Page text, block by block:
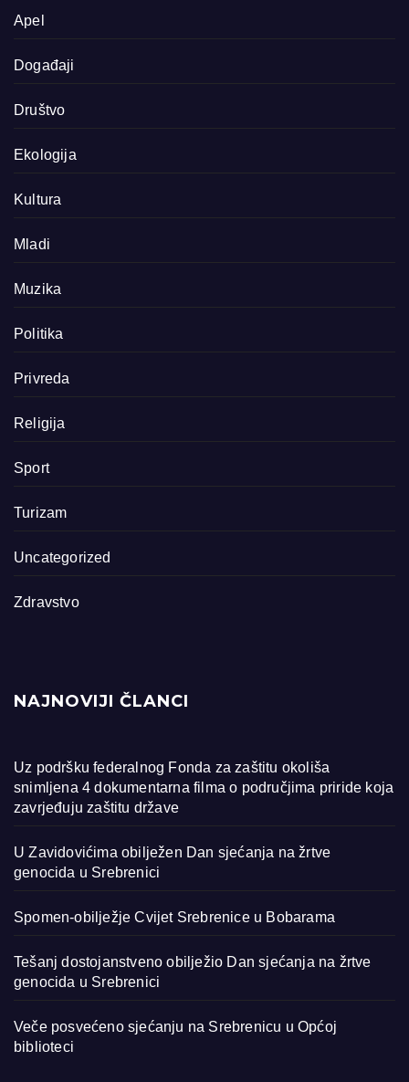
Apel
Događaji
Društvo
Ekologija
Kultura
Mladi
Muzika
Politika
Privreda
Religija
Sport
Turizam
Uncategorized
Zdravstvo
NAJNOVIJI ČLANCI
Uz podršku federalnog Fonda za zaštitu okoliša
snimljena 4 dokumentarna filma o područjima priride koja
zavrjeđuju zaštitu države
U Zavidovićima obilježen Dan sjećanja na žrtve
genocida u Srebrenici
Spomen-obilježje Cvijet Srebrenice u Bobarama
Tešanj dostojanstveno obilježio Dan sjećanja na žrtve
genocida u Srebrenici
Veče posvećeno sjećanju na Srebrenicu u Općoj
biblioteci